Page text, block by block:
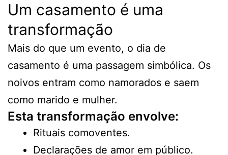
Um casamento é uma
transformação
Mais do que um evento, o dia de
casamento é uma passagem simbólica. Os
noivos entram como namorados e saem
como marido e mulher.
Esta transformação envolve:
Rituais comoventes.
Declarações de amor em público.